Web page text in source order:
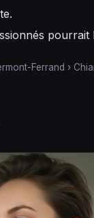
Ferrand ›
pourrait